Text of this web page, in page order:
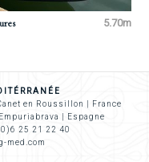
5.70m
en Roussillon | France
| Espagne
25 21 22 40
med.com